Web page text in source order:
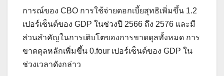
การณ์ของ CBO การใช้จ่ายดอกเบี้ยสุทธิเพิ่มขึ้น 1.2
เปอร์เซ็นต์ของ GDP ในช่วงปี 2566 ถึง 2576 และมี
ส่วนสำคัญในการเติบโตของการขาดดุลทั้งหมด การ
ขาดดุลหลักเพิ่มขึ้น 0.four เปอร์เซ็นต์ของ GDP ใน
ช่วงเวลาดังกล่าว